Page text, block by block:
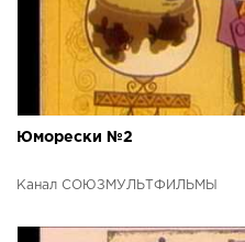
Юморески №2
Канал СОЮЗМУЛЬТФИЛЬМЫ